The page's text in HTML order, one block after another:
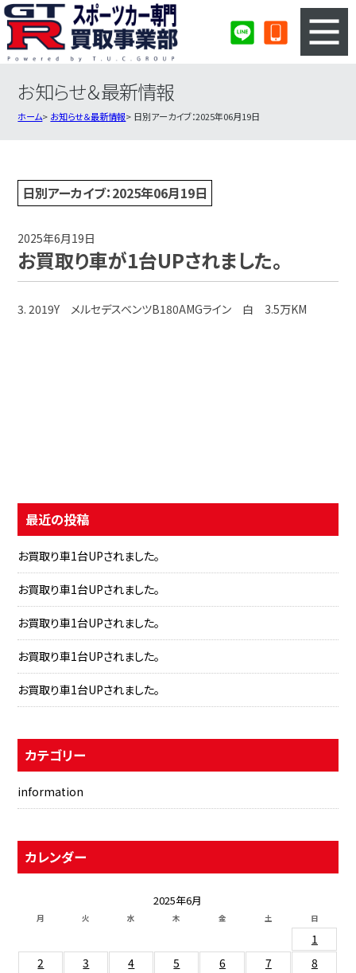
3ステップのカンタン査定
スポーツカー買取実績 会社概要・店舗紹介・MAP
お知らせ＆最新情報
ホーム お知らせ＆最新情報 日別アーカイブ：2025年06月19日
日別アーカイブ：2025年06月19日
2025年6月19日
お買取り車が1台UPされました。
3. 2019Y メルセデスベンツB180AMGライン 白 3.5万KM
最近の投稿
お買取り車1台UPされました。
お買取り車1台UPされました。
お買取り車1台UPされました。
お買取り車1台UPされました。
お買取り車1台UPされました。
カテゴリー
information
カレンダー
2025年6月
月 火 水 木 金 土 日
1
2
3 4 5 6 7
8